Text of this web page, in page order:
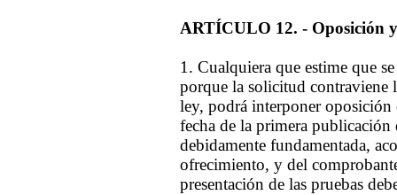
ARTÍCULO 12. - Oposición
1. Cualquiera que estime que
porque la solicitud contraviene
ley, podrá interponer oposición
fecha de la primera
debidamente fundamentada,
ofrecimiento, y del
presentación de las pruebas